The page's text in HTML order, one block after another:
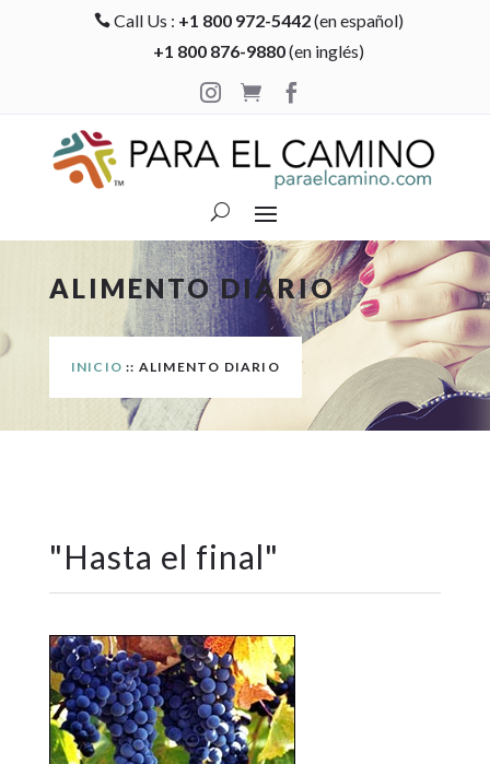
 Call Us : +1 800 972-5442(en español)
+1 800 876-9880(en inglés)

 
ALIMENTO DIARIO
INICIO :: ALIMENTO DIARIO
"Hasta el final"